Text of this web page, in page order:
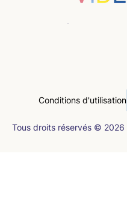
Tous droits réservés © 2026
Conditions d'utilisation